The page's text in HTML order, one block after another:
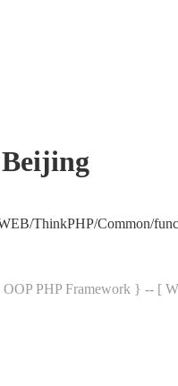
ThinkPHP/Common/
OOP PHP Framework } -- [